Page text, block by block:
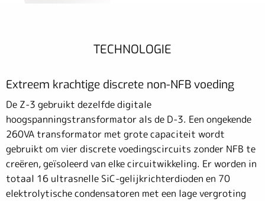
TECHNOLOGIE
Extreem krachtige discrete non-NFB voeding
De Z-3 gebruikt dezelfde digitale
hoogspanningstransformator als de D-3. Een ongekende
260VA transformator met grote capaciteit wordt
gebruikt om vier discrete voedingscircuits zonder NFB te
creëren, geïsoleerd van elke circuitwikkeling. Er worden in
totaal 16 ultrasnelle SiC-gelijkrichterdioden en 70
elektrolytische condensatoren met een lage vergroting